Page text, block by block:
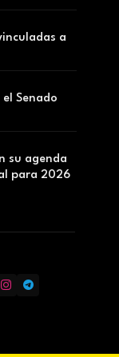
a
Senado
su agenda
para 2026